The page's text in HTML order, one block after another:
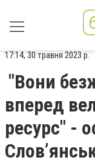
17:14, 30 травня 2023 р.
"Вони
вперед
ресурс" -